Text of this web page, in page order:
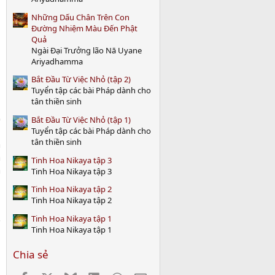
Những Dấu Chân Trên Con
Đường Nhiệm Màu Đến Phật
Quả
Ngài Đại Trưởng lão Nā Uyane
Ariyadhamma
Bắt Đầu Từ Việc Nhỏ (tập 2)
Tuyển tập các bài Pháp dành cho
tân thiền sinh
Bắt Đầu Từ Việc Nhỏ (tập 1)
Tuyển tập các bài Pháp dành cho
tân thiền sinh
Tinh Hoa Nikaya tập 3
Tinh Hoa Nikaya tập 3
Tinh Hoa Nikaya tập 2
Tinh Hoa Nikaya tập 2
Tinh Hoa Nikaya tập 1
Tinh Hoa Nikaya tập 1
Chia sẻ